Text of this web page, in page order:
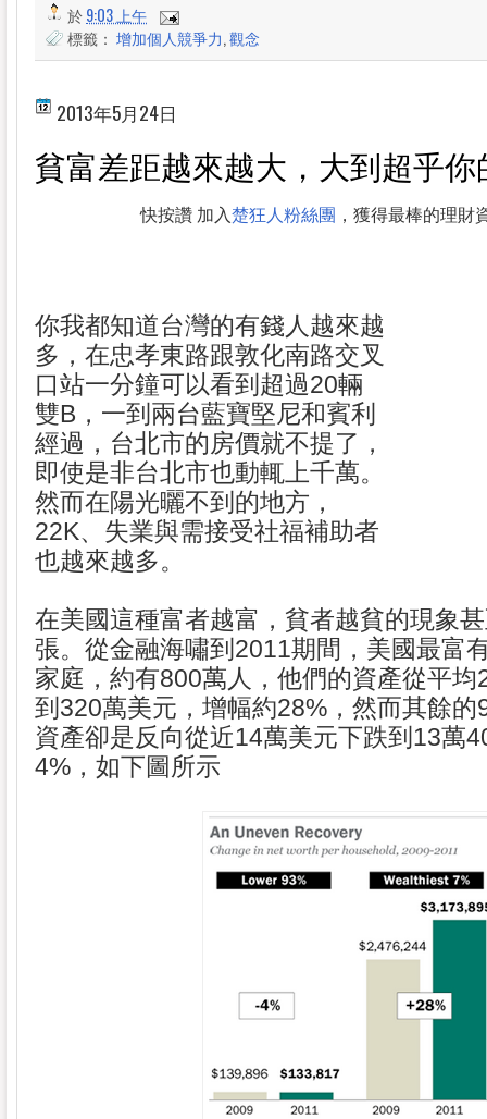
於9:03 上午
標籤： 增加個人競爭力,觀念
2013年5月24日
貧富差距越來越大，大到超乎
快按讚 加入楚狂人粉絲團 ，獲得最棒的理財
你我都知道台灣的有錢人越來越
多，在忠孝東路跟敦化南路交叉
口站一分鐘可以看到超過20輛
雙B，一到兩台藍寶堅尼和賓利
經過，台北市的房價就不提了，
即使是非台北市也動輒上千萬。
然而在陽光曬不到的地方，
22K、失業與需接受社福補助者
也越來越多。
在美國這種富者越富，貧者越貧的現象
張。從金融海嘯到2011期間，美國最富
家庭，約有800萬人，他們的資產從平均
到320萬美元，增幅約28%，然而其餘的
資產卻是反向從近14萬美元下跌到13萬
4%，如下圖所示